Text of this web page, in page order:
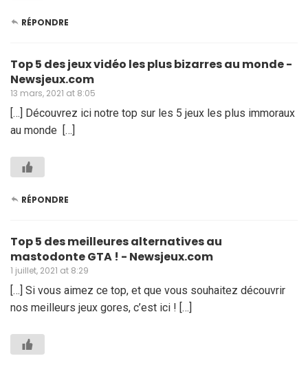
RÉPONDRE
Top 5 des jeux vidéo les plus bizarres au monde -
Newsjeux.com
13 mars, 2021 at 8:05
[…] Découvrez ici notre top sur les 5 jeux les plus immoraux
au monde […]
RÉPONDRE
Top 5 des meilleures alternatives au
mastodonte GTA ! - Newsjeux.com
1 juillet, 2021 at 8:29
[…] Si vous aimez ce top, et que vous souhaitez découvrir
nos meilleurs jeux gores, c’est ici ! […]